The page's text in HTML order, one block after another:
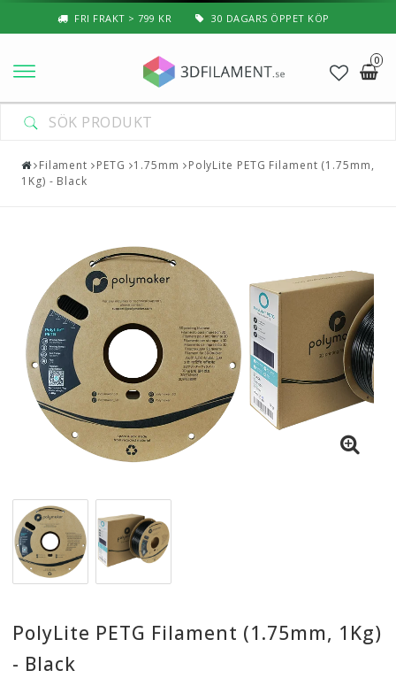
FRI FRAKT > 799 KR 30 DAGARS ÖPPET KÖP
0
Nyheter & Populärt
Filament
3D-Skrivare — Tillbehör
3D-Skrivare — Delar
Resin
3D-Pennor & Tillbehör
Filament PETG 1.75mm
PolyLite PETG Filament (1.75mm,
1Kg) - Black
PolyLite PETG Filament (1.75mm, 1Kg)
- Black